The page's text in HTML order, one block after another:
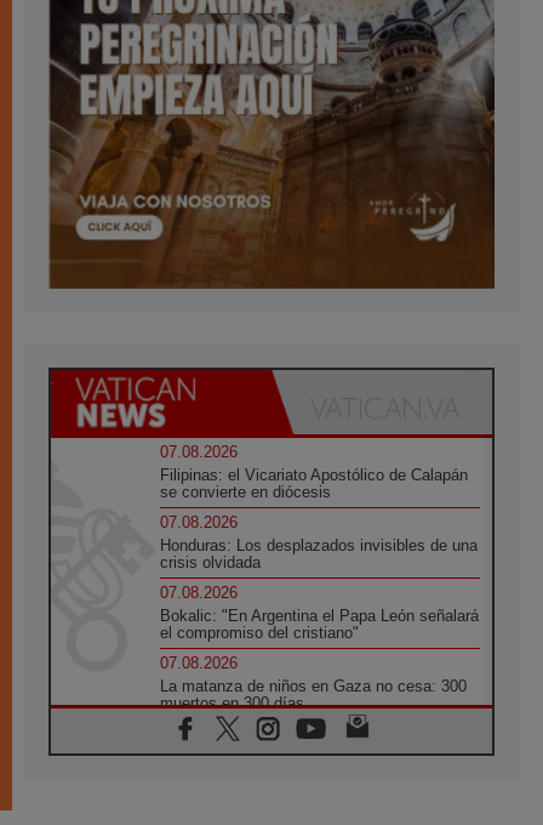
07.08.2026
Filipinas: el Vicariato Apostólico de Calapán
se convierte en diócesis
07.08.2026
Honduras: Los desplazados invisibles de una
crisis olvidada
07.08.2026
Bokalic: "En Argentina el Papa León señalará
el compromiso del cristiano"
07.08.2026
La matanza de niños en Gaza no cesa: 300
muertos en 300 días
07.08.2026
Tagle: La guerra desfigura el mundo, solo la